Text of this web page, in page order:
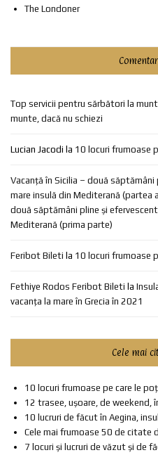
The Londoner
Top servicii pentru sărbători la
munte, dacă nu schiezi
Lucian Jacodi la 10 locuri frumoase
Vacanță în Sicilia – două săptămâni
mare insulă din Mediterană (partea
două săptămâni pline și
Mediterană (prima parte)
Feribot Bileti la 10 locuri frumoase
Fethiye Rodos Feribot Bileti la
vacanța la mare în Grecia în 2021
Cele mai
10 locuri frumoase pe care le
12 trasee, ușoare, de weekend,
10 lucruri de făcut în Aegina,
Cele mai frumoase 50 de citate
7 locuri și lucruri de văzut și de